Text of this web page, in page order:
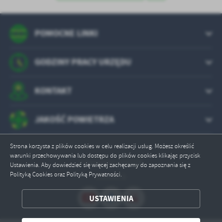
Strona korzysta z plików cookies w celu realizacji usług. Możesz określić
warunki przechowywania lub dostępu do plików cookies klikając przycisk
Ustawienia. Aby dowiedzieć się więcej zachęcamy do zapoznania się z
Polityką Cookies oraz Polityką Prywatności.
USTAWIENIA
społecznościowych.
ZAPISZ WYBRANE
POMOCNE LINKI
GODZINY PRACY URZĘDU
KONTAKT
JAKOŚĆ POWIETRZA
Odwiedzin: 640254
Online: 6